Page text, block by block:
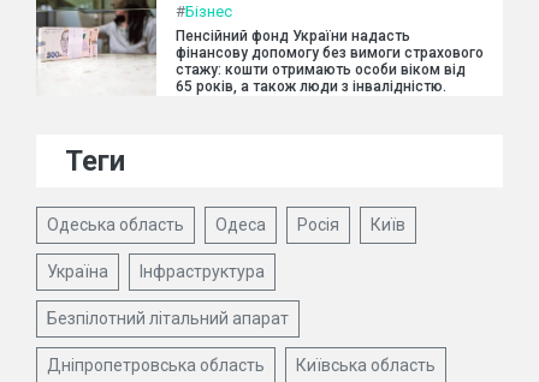
#Бізнес
Пенсійний фонд України надасть
фінансову допомогу без вимоги страхового
стажу: кошти отримають особи віком від
65 років, а також люди з інвалідністю.
Теги
Одеська область Одеса Росія Київ
Україна Інфраструктура
Безпілотний літальний апарат
Дніпропетровська область Київська область